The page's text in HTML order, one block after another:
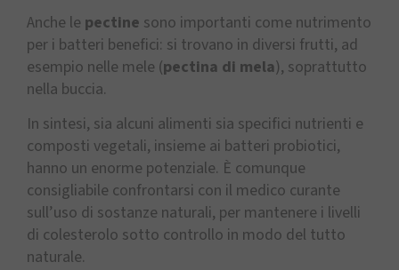
Anche le pectine sono importanti come nutrimento
per i batteri benefici: si trovano in diversi frutti, ad
esempio nelle mele (pectina di mela), soprattutto
nella buccia.
In sintesi, sia alcuni alimenti sia specifici nutrienti e
composti vegetali, insieme ai batteri probiotici,
hanno un enorme potenziale. È comunque
consigliabile confrontarsi con il medico curante
sull’uso di sostanze naturali, per mantenere i livelli
di colesterolo sotto controllo in modo del tutto
naturale.